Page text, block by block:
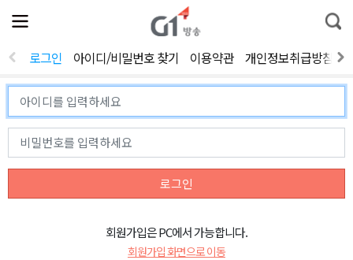
전
체
뉴
열
통
합
색
로그인 아이디/비밀번호 찾기 이용약관 개인정보취급방침
로그인
회원가입은 PC에서 가능합니다.
회원가입 화면으로 이동